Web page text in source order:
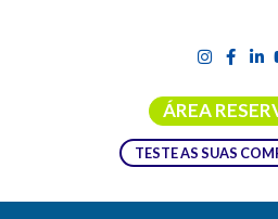
ÁREA
TESTE AS SUAS